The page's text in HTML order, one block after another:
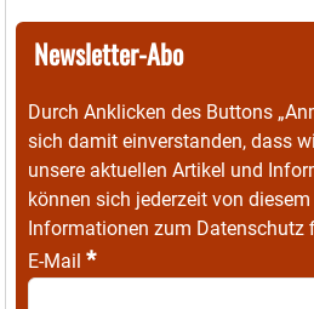
Newsletter-Abo
Durch Anklicken des Buttons
sich damit einverstanden, dass
unsere aktuellen Artikel und
können sich jederzeit von
Informationen zum Datenschutz
E-Mail *